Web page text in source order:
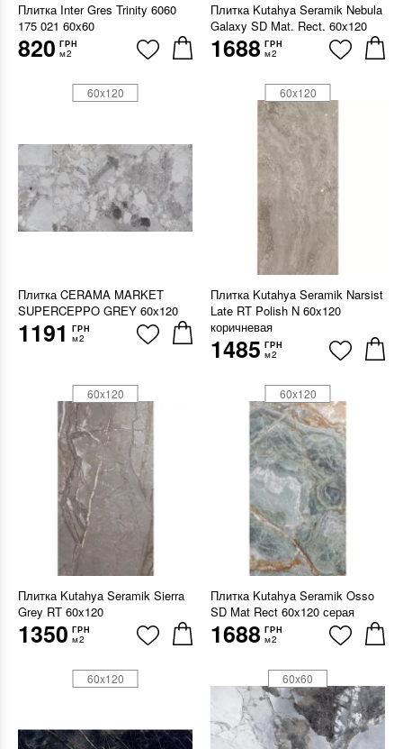
Плитка Inter Gres Trinity 6060
175 021 60x60
820 ГРН
м2
Плитка Kutahya Seramik Nebula
Galaxy SD Mat. Rect. 60x120
1688 ГРН
м2
Плитка CERAMA MARKET
SUPERCEPPO GREY 60х120
1191 ГРН
м2
60x120
Плитка Kutahya Seramik Narsist
Late RT Polish N 60x120
коричневая
1485 ГРН
м2
60x120
Плитка Kutahya Seramik Sierra
Grey RT 60x120
1350 ГРН
м2
60x120
Плитка Kutahya Seramik Osso
SD Mat Rect 60x120 серая
1688 ГРН
м2
60x120
60x120 60x60